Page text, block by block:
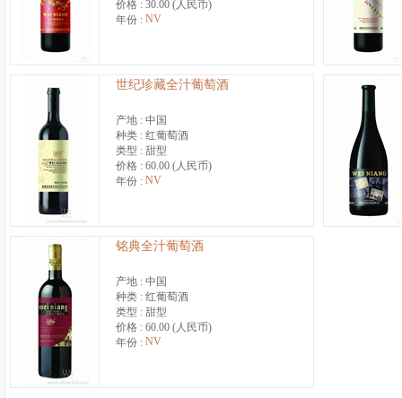
价格 : 30.00 (人民币)
年份 : NV
世纪珍藏全汁葡萄酒
产地 : 中国
种类 : 红葡萄酒
类型 : 甜型
价格 : 60.00 (人民币)
年份 : NV
铭典全汁葡萄酒
产地 : 中国
种类 : 红葡萄酒
类型 : 甜型
价格 : 60.00 (人民币)
年份 : NV